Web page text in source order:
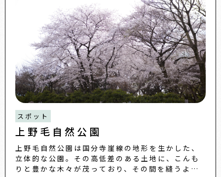
スポット
上野毛自然公園
上野毛自然公園は国分寺崖線の地形を生かした、
立体的な公園。その高低差のある土地に、こんも
りと豊かな木々が茂っており、その間を縫うよう